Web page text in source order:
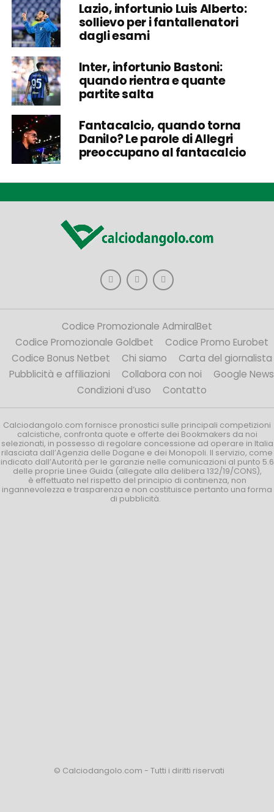
Lazio, infortunio Luis Alberto:
sollievo per i fantallenatori
dagli esami
Inter, infortunio Bastoni:
quando rientra e quante
partite salta
Fantacalcio, quando torna
Danilo? Le parole di Allegri
preoccupano al fantacalcio
Codice Promozionale AdmiralBet
Codice Promozionale Goldbet
Codice Promo Eurobet
Codice Bonus Netbet
Chi siamo
Carta del giornalista
Pubblicità e affiliazioni
Collabora con noi
Google News
Condizioni d’uso
Contatto
Calciodangolo.com fornisce pronostici sulle principali competizioni
calcistiche, confronta quote e offerte dei Bookmakers da noi
selezionati, in possesso di regolare concessione ad operare in Italia
rilasciata dall’Agenzia delle Dogane e dei Monopoli. Il servizio, come
indicato dall’Autorità per le garanzie nelle comunicazioni al punto 5.6
delle proprie Linee Guida (allegate alla delibera 132/19/CONS),
è effettuato nel rispetto del principio di continenza, non
ingannevolezza e trasparenza e non costituisce pertanto una forma
di pubblicità.
© Calciodangolo.com - Tutti i diritti riservati